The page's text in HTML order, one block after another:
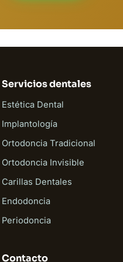
Servicios dentales
Estética Dental
Implantología
Ortodoncia Tradicional
Ortodoncia Invisible
Carillas Dentales
Endodoncia
Periodoncia
Contacto